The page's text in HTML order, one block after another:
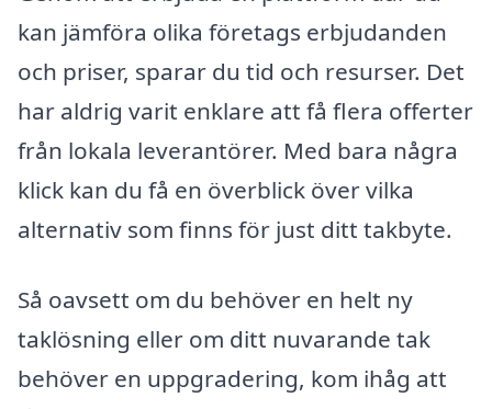
kan jämföra olika företags erbjudanden
och priser, sparar du tid och resurser. Det
har aldrig varit enklare att få flera offerter
från lokala leverantörer. Med bara några
klick kan du få en överblick över vilka
alternativ som finns för just ditt takbyte.
Så oavsett om du behöver en helt ny
taklösning eller om ditt nuvarande tak
behöver en uppgradering, kom ihåg att